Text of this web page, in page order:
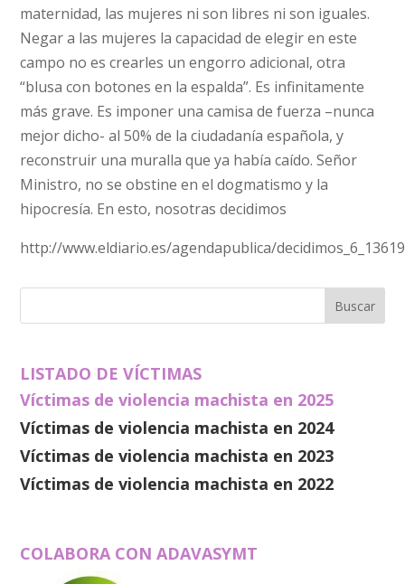
maternidad, las mujeres ni son libres ni son iguales.
Negar a las mujeres la capacidad de elegir en este
campo no es crearles un engorro adicional, otra
“blusa con botones en la espalda”. Es infinitamente
más grave. Es imponer una camisa de fuerza –nunca
mejor dicho- al 50% de la ciudadanía española, y
reconstruir una muralla que ya había caído. Señor
Ministro, no se obstine en el dogmatismo y la
hipocresía. En esto, nosotras decidimos
http://www.eldiario.es/agendapublica/
LISTADO DE VÍCTIMAS
Víctimas de violencia machista en 2025
Víctimas de violencia machista en 2024
Víctimas de violencia machista en 2023
Víctimas de violencia machista en 2022
COLABORA CON ADAVASYMT